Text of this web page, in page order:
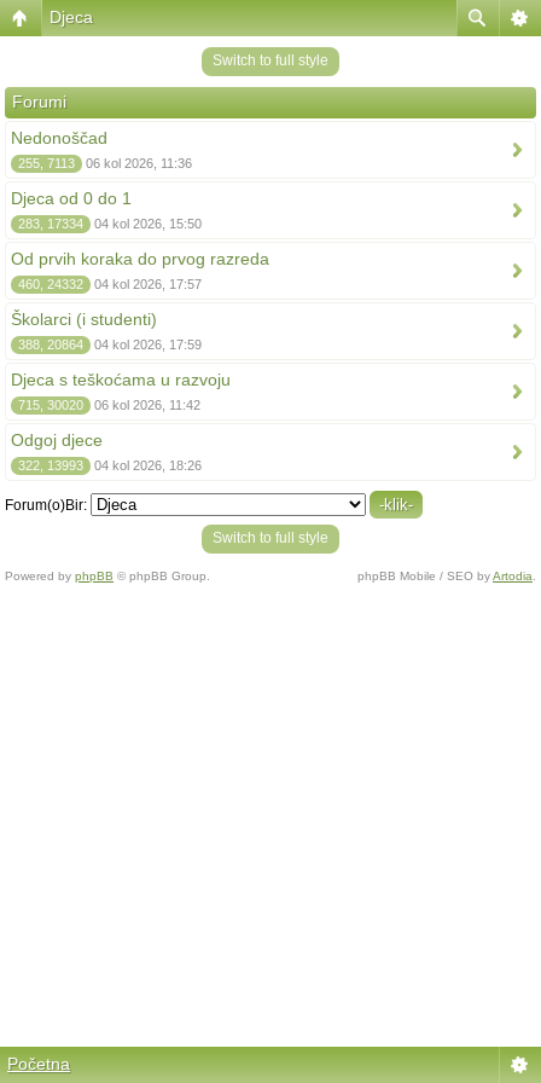
Djeca
Switch to full style
Forumi
Nedonoščad
255, 7113 06 kol 2026, 11:36
Djeca od 0 do 1
283, 17334 04 kol 2026, 15:50
Od prvih koraka do prvog razreda
460, 24332 04 kol 2026, 17:57
Školarci (i studenti)
388, 20864 04 kol 2026, 17:59
Djeca s teškoćama u razvoju
715, 30020 06 kol 2026, 11:42
Odgoj djece
322, 13993 04 kol 2026, 18:26
Forum(o)Bir:
Switch to full style
Powered by phpBB © phpBB Group. phpBB Mobile / SEO byArtodia
Početna